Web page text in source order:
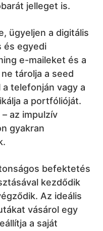
jelleget is.
ügyeljen a digitális
és egyedi
e-maileket és a
tárolja a seed
telefonján vagy a
a portfólióját.
az impulzív
gyakran
befektetés
kezdődik
Az ideális
vásárol egy
a saját